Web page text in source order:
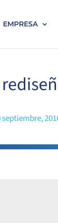
EMPRESA
septiembre,